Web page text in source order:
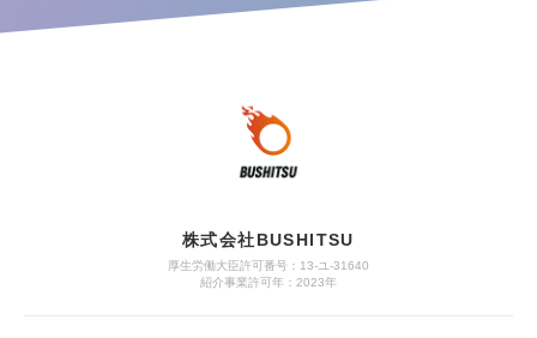
株式会社BUSHITSU
厚生労働大臣許可番号：13-ユ-31640
紹介事業許可年：2023年